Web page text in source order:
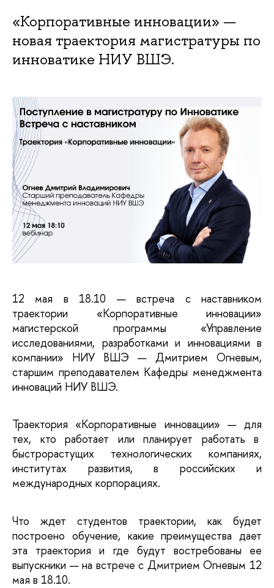
«Корпоративные инновации» —
новая траектория магистратуры по
инноватике НИУ ВШЭ.
12 мая в 18.10 — встреча с наставником
траектории «Корпоративные инновации»
магистерской программы «Управление
исследованиями, разработками и инновациями в
компании» НИУ ВШЭ — Дмитрием Огневым,
старшим преподавателем Кафедры менеджмента
инноваций НИУ ВШЭ.
Траектория «Корпоративные инновации» — для
тех, кто работает или планирует работать в
быстрорастущих технологических компаниях,
институтах развития, в российских и
международных корпорациях.
Что ждет студентов траектории, как будет
построено обучение, какие преимущества дает
эта траектория и где будут востребованы ее
выпускники — на встрече с Дмитрием Огневым 12
мая в 18.10.